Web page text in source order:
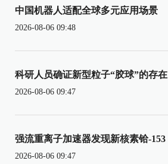
中国机器人适配全球多元应用场景
2026-08-06 09:48
科研人员确证新型粒子“胶球”的存在
2026-08-06 09:47
强流重离子加速器发现新核素铪-153
2026-08-06 09:47